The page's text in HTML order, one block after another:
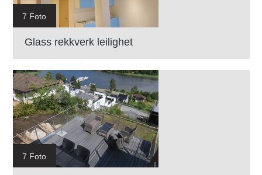
7 Foto
Glass rekkverk leilighet
7 Foto